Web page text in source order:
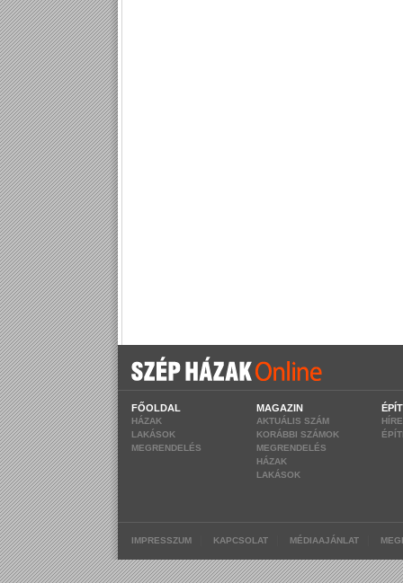
FŐOLDAL
HÁZAK
LAKÁSOK
MEGRENDELÉS
MAGAZIN
AKTUÁLIS SZÁM
KORÁBBI SZÁMOK
MEGRENDELÉS
HÁZAK
LAKÁSOK
IMPRESSZUM KAPCSOLAT MÉDIAAJÁNLAT